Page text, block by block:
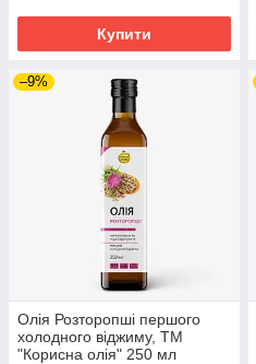
Купити
–9%
Олія Розторопші першого
холодного віджиму, ТМ
"Корисна олія" 250 мл